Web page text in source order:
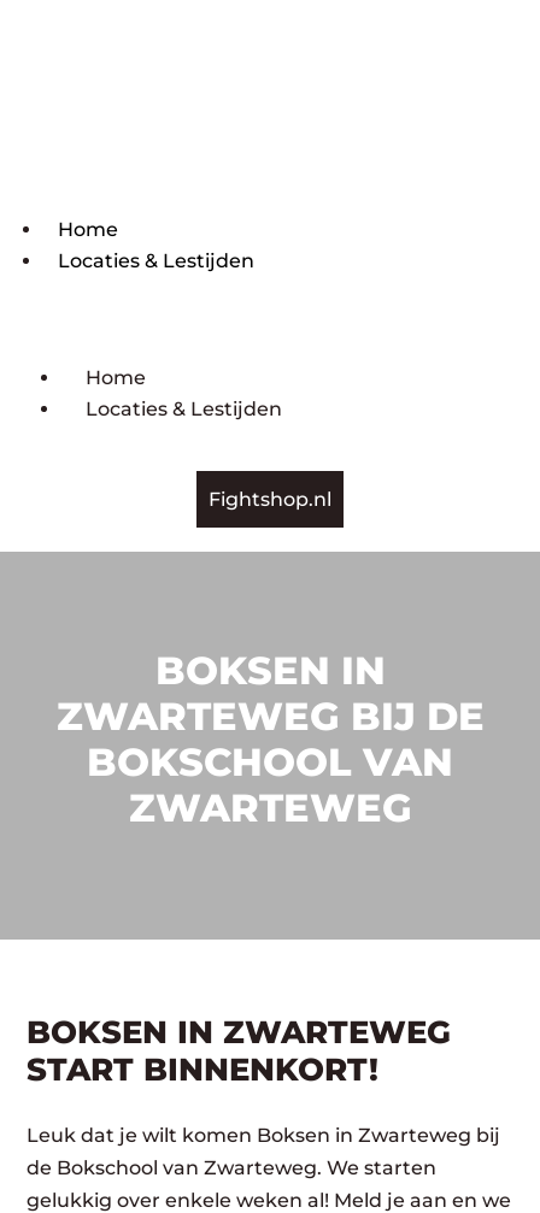
Home
Locaties & Lestijden
Home
Locaties & Lestijden
Fightshop.nl
BOKSEN IN
ZWARTEWEG BIJ DE
BOKSCHOOL VAN
ZWARTEWEG
BOKSEN IN ZWARTEWEG
START BINNENKORT!
Leuk dat je wilt komen Boksen in Zwarteweg bij
de Bokschool van Zwarteweg. We starten
gelukkig over enkele weken al! Meld je aan en we